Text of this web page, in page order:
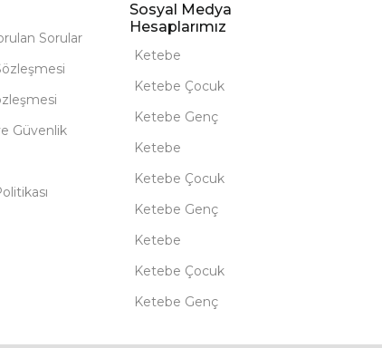
Sorular
Güvenlik
Sosyal Medya
Hesaplarımız
Ketebe
Ketebe Çocuk
Ketebe Genç
Ketebe
Ketebe Çocuk
Ketebe Genç
Ketebe
Ketebe Çocuk
Ketebe Genç